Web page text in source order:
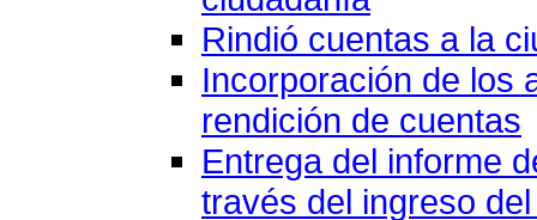
Rindió cuentas a la
Incorporación de los
rendición de cuentas
Entrega del informe
través del ingreso